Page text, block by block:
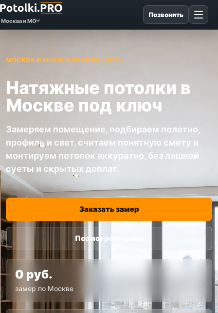
Москва и МО
Позвонить
МОСКВА И МОСКОВСКАЯ ОБЛАСТЬ
Натяжные потолки в
Москве под ключ
Замеряем помещение, подбираем полотно,
профиль и свет, считаем понятную смету и
монтируем потолок аккуратно, без лишней
суеты и скрытых доплат.
Заказать замер
Посмотреть цены
0 руб.
замер по Москве